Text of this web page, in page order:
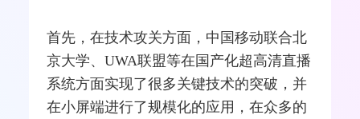
首先，在技术攻关方面，中国移动联合北
京大学、UWA联盟等在国产化超高清直播
系统方面实现了很多关键技术的突破，并
在小屏端进行了规模化的应用，在众多的